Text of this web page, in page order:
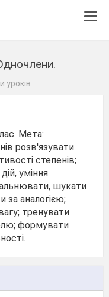
уроків
Мета:
розв'язувати
степенів;
уміння
шукати
за аналогією;
тренувати
формувати